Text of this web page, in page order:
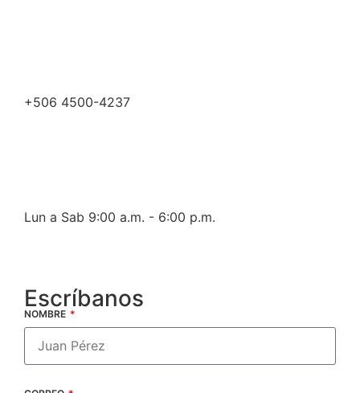
+506 4500-4237
Lun a Sab 9:00 a.m. - 6:00 p.m.
Escríbanos
NOMBRE